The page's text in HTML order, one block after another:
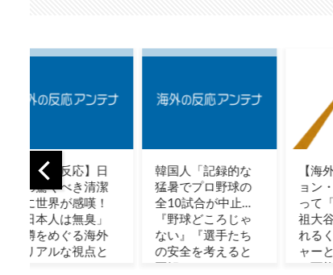
【海外の反応】ジ
ョン・オルルード
って「劣化版・元
祖大谷翔平」にな
れるくらいピッチ
ャーとして通用し
韓国人「記録的な
猛暑でプロ野球の
全10試合が中止…
『野球どころじゃ
ない』『選手たち
の安全を考えると